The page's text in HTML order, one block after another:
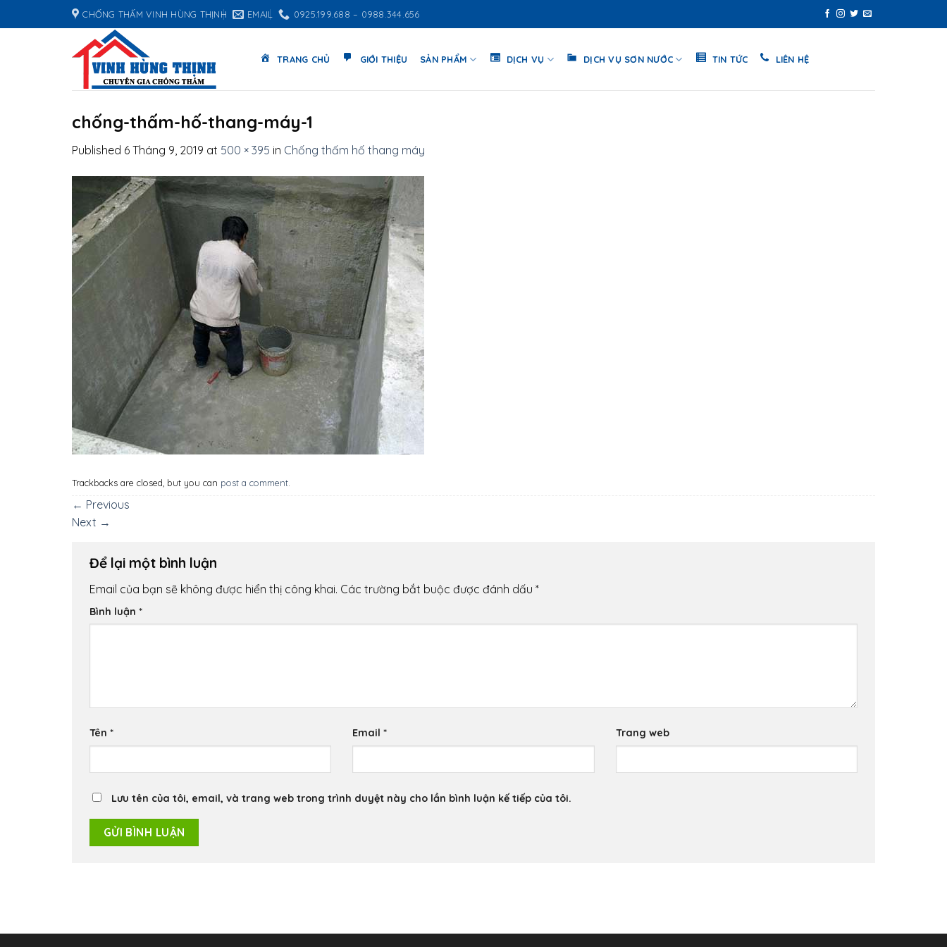
to
CHỐNG THẤM VINH HÙNG THỊNH EMAIL 0925.199.688 – 0988.344.656
TRANG CHỦ GIỚI THIỆU SẢN PHẨM DỊCH VỤ DỊCH VỤ SƠN NƯỚC TIN TỨC LIÊN HỆ
chống-thấm-hố-thang-máy-1
Published 6 Tháng 9, 2019 at 500 × 395 in Chống thấm hố thang máy
Trackbacks are closed, but you can post a comment.
← Previous
Next →
Để lại một bình luận
Email của bạn sẽ không được hiển thị công khai. Các trường bắt buộc được đánh dấu *
Bình luận *
Tên * Email* Trang web
Lưu tên của tôi, email, và trang web trong trình duyệt này cho lần bình luận kế tiếp của tôi.